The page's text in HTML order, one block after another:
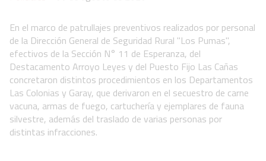
En el marco de patrullajes preventivos realizados por personal
de la Dirección General de Seguridad Rural "Los Pumas",
efectivos de la Sección N° 11 de Esperanza, del
Destacamento Arroyo Leyes y del Puesto Fijo Las Cañas
concretaron distintos procedimientos en los Departamentos
Las Colonias y Garay, que derivaron en el secuestro de carne
vacuna, armas de fuego, cartuchería y ejemplares de fauna
silvestre, además del traslado de varias personas por
distintas infracciones.